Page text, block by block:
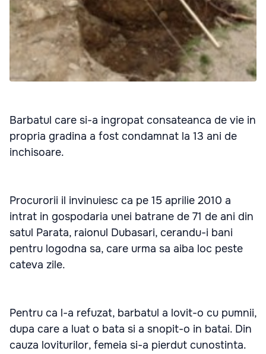
Barbatul care si-a ingropat consateanca de vie in
propria gradina a fost condamnat la 13 ani de
inchisoare.
Procurorii il invinuiesc ca pe 15 aprilie 2010 a
intrat in gospodaria unei batrane de 71 de ani din
satul Parata, raionul Dubasari, cerandu-i bani
pentru logodna sa, care urma sa aiba loc peste
cateva zile.
Pentru ca l-a refuzat, barbatul a lovit-o cu pumnii,
dupa care a luat o bata si a snopit-o in batai. Din
cauza loviturilor, femeia si-a pierdut cunostinta.